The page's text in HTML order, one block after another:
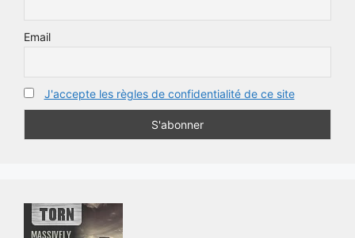
Email
J'accepte les règles de confidentialité de ce site